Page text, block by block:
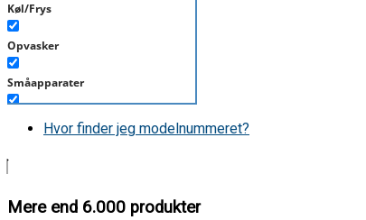
Køl/Frys
Opvasker
Småapparater
Støvsuger
Tørretumbler
Hvor finder jeg modelnummeret?
Mere end 6.000 produkter